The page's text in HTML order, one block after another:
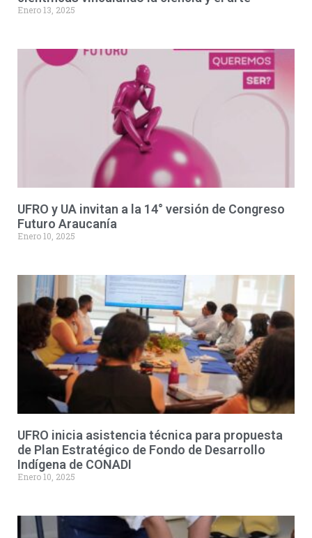
Enero 13, 2025
UFRO y UA invitan a la 14° versión de Congreso
Futuro Araucanía
Enero 10, 2025
UFRO inicia asistencia técnica para propuesta
de Plan Estratégico de Fondo de Desarrollo
Indígena de CONADI
Enero 10, 2025